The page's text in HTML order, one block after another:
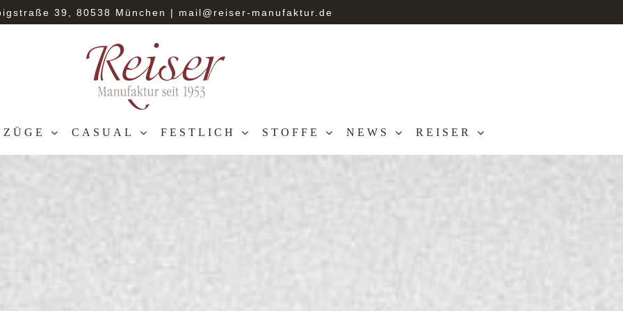
39, 80538 München | mail@reiser-manufaktur.de
CASUAL FESTLICH STOFFE NEWS REISER